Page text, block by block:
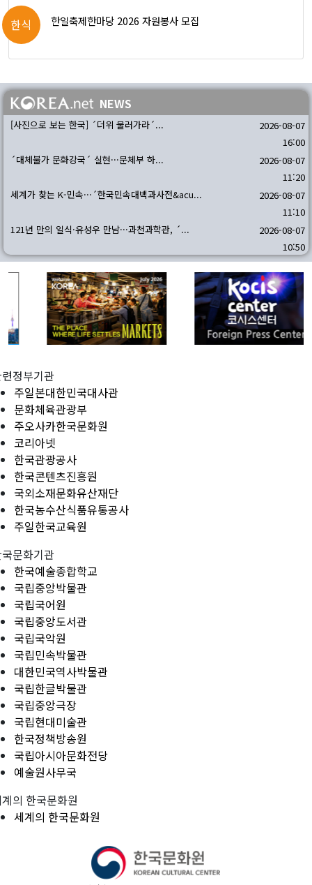
한일축제한마당 2026 자원봉사 모집
한식
NEWS
[사진으로 보는 한국] ´더위 물러가라´...
2026-08-07
16:00
´대체불가 문화강국´ 실현···문체부 하...
2026-08-07
11:20
세계가 찾는 K-민속···´한국민속대백과사전&acu...
2026-08-07
11:10
121년 만의 일식·유성우 만남···과천과학관, ´...
2026-08-07
10:50
정부기관
주일본대한민국대사관
문화체육관광부
주오사카한국문화원
코리아넷
한국관광공사
한국콘텐츠진흥원
국외소재문화유산재단
한국농수산식품유통공사
주일한국교육원
문화기관
한국예술종합학교
국립중앙박물관
국립국어원
국립중앙도서관
국립국악원
국립민속박물관
대한민국역사박물관
국립한글박물관
국립중앙극장
국립현대미술관
한국정책방송원
국립아시아문화전당
예술원사무국
의 한국문화원
세계의 한국문화원